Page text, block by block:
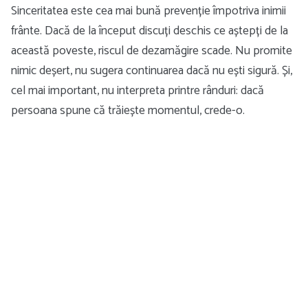
Sinceritatea este cea mai bună prevenție împotriva inimii
frânte. Dacă de la început discuți deschis ce aștepți de la
această poveste, riscul de dezamăgire scade. Nu promite
nimic deșert, nu sugera continuarea dacă nu ești sigură. Și,
cel mai important, nu interpreta printre rânduri: dacă
persoana spune că trăiește momentul, crede-o.